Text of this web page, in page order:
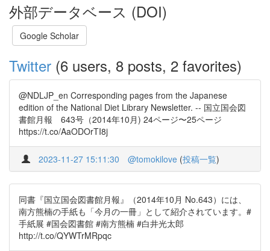
外部データベース (DOI)
Google Scholar
Twitter (6 users, 8 posts, 2 favorites)
@NDLJP_en Corresponding pages from the Japanese
edition of the National Diet Library Newsletter. -- 国立国会図
書館月報 643号（2014年10月) 24ページ〜25ページ
https://t.co/AaODOrTI8j
2023-11-27 15:11:30 @tomokilove (投稿一覧)
同書『国立国会図書館月報』（2014年10月 No.643）には、
南方熊楠の手紙も「今月の一冊」として紹介されています。#
手紙展 #国会図書館 #南方熊楠 #白井光太郎
http://t.co/QYWTrMRpqc